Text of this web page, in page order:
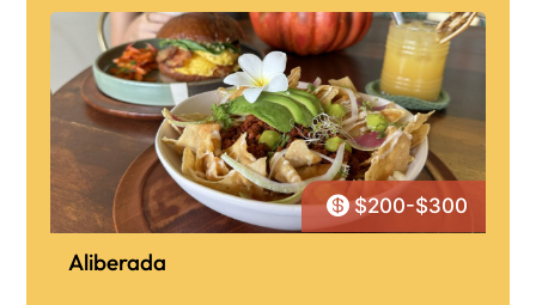
 $200-$300
Aliberada